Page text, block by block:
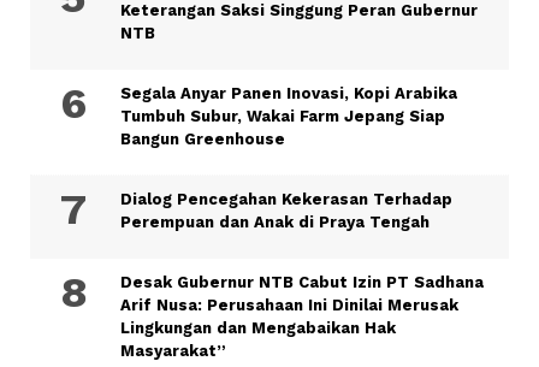
Keterangan Saksi Singgung Peran Gubernur
NTB
Segala Anyar Panen Inovasi, Kopi Arabika
Tumbuh Subur, Wakai Farm Jepang Siap
Bangun Greenhouse
Dialog Pencegahan Kekerasan Terhadap
Perempuan dan Anak di Praya Tengah
Desak Gubernur NTB Cabut Izin PT Sadhana
Arif Nusa: Perusahaan Ini Dinilai Merusak
Lingkungan dan Mengabaikan Hak
Masyarakat”